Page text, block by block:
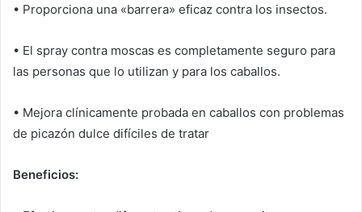
• Proporciona una «barrera» eficaz contra los insectos.
• El spray contra moscas es completamente seguro para
las personas que lo utilizan y para los caballos.
• Mejora clínicamente probada en caballos con problemas
de picazón dulce difíciles de tratar
Beneficios: